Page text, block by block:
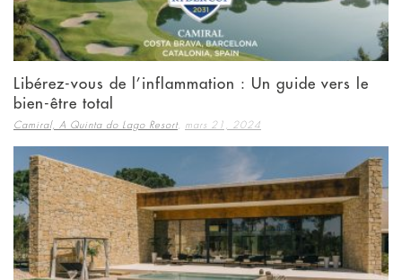
Libérez-vous de l’inflammation : Un guide vers le
bien-être total
Camiral, A Quinta do Lago Resort, mars 21, 2024